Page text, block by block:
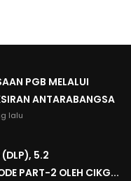
PGB MELALUI
ANTARABANGSA
lalu
5.2
PART-2 OLEH CIKG...